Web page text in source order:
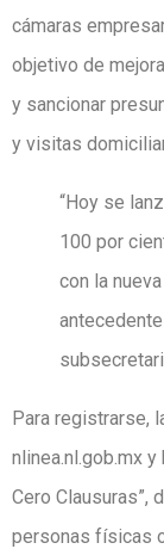
cámaras
objetivo de
y sancionar
y visitas
“Hoy se
100 por
con la
Para registrarse,
nlinea.nl.gob.mx
Cero Clausuras”,
personas físicas